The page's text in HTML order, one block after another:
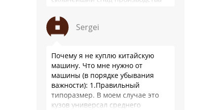
почти все китайские
производители работают …
Sergei
Почему я не куплю китайскую
машину. Что мне нужно от
машины (в порядке убывания
важности): 1.Правильный
типоразмер. В моем случае это
кузов универсал среднего